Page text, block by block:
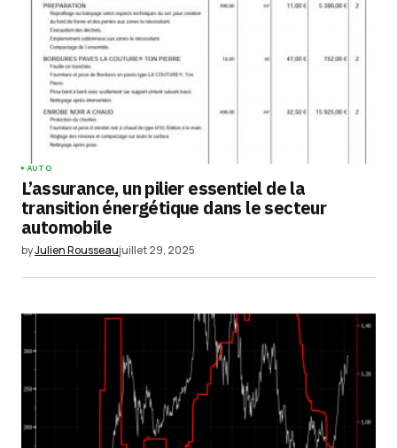
AUTO
L’assurance, un pilier essentiel de la
transition énergétique dans le secteur
automobile
byJulien Rousseaujuillet 29, 2025